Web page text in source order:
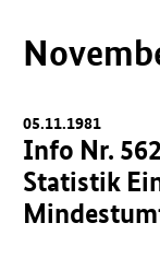
05.11.1981
Info Nr.
Statistik